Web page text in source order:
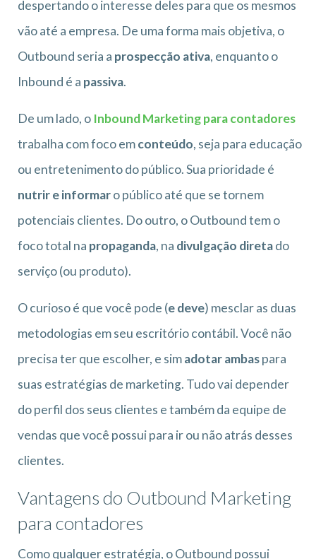
despertando o interesse deles para que os mesmos
vão até a empresa. De uma forma mais objetiva, o
Outbound seria a prospecção ativa, enquanto o
Inbound é a passiva.
De um lado, o Inbound Marketing para contadores
trabalha com foco emconteúdo, seja para educação
ou entretenimento do público. Sua prioridade é
nutrir e informaro público até que se tornem
potenciais clientes. Do outro, o Outbound tem o
foco total na propaganda, na divulgação diretado
serviço (ou produto).
O curioso é que você pode (e deve) mesclar as duas
metodologias em seu escritório contábil. Você não
precisa ter que escolher, e simadotar ambaspara
suas estratégias de marketing. Tudo vai depender
do perfil dos seus clientes e também da equipe de
vendas que você possui para ir ou não atrás desses
clientes.
Vantagens do Outbound Marketing
para contadores
Como qualquer estratégia, o Outbound possui